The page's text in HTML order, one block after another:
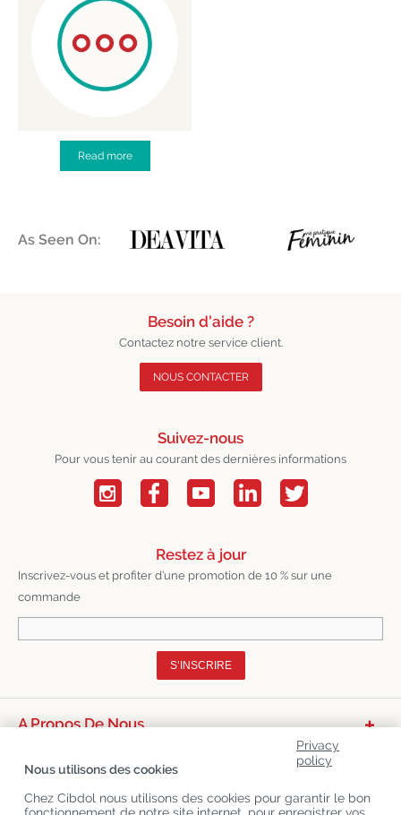
Read more
As Seen On:
Besoin d’aide ?
Contactez notre service client.
NOUS CONTACTER
Suivez-nous
Pour vous tenir au courant des dernières informations
Restez à jour
Inscrivez-vous et profiter d’une promotion de 10 % sur une
commande
S’INSCRIRE
A Propos De Nous
Privacy
policy
Nous utilisons des cookies
Chez Cibdol nous utilisons des cookies pour garantir le bon